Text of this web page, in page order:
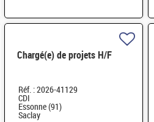
Chargé(e) de projets H/F
Réf. : 2026-41129
CDI
Essonne (91)
Saclay